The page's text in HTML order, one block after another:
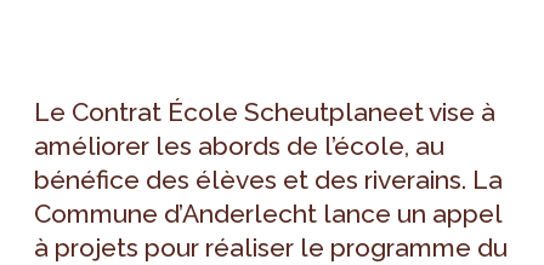
Le Contrat École Scheutplaneet vise à
améliorer les abords de l’école, au
bénéfice des élèves et des riverains. La
Commune d’Anderlecht lance un appel
à projets pour réaliser le programme du